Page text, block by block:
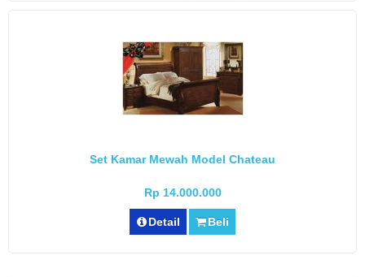
Set Kamar Mewah Model Chateau
Rp 14.000.000
Detail Beli